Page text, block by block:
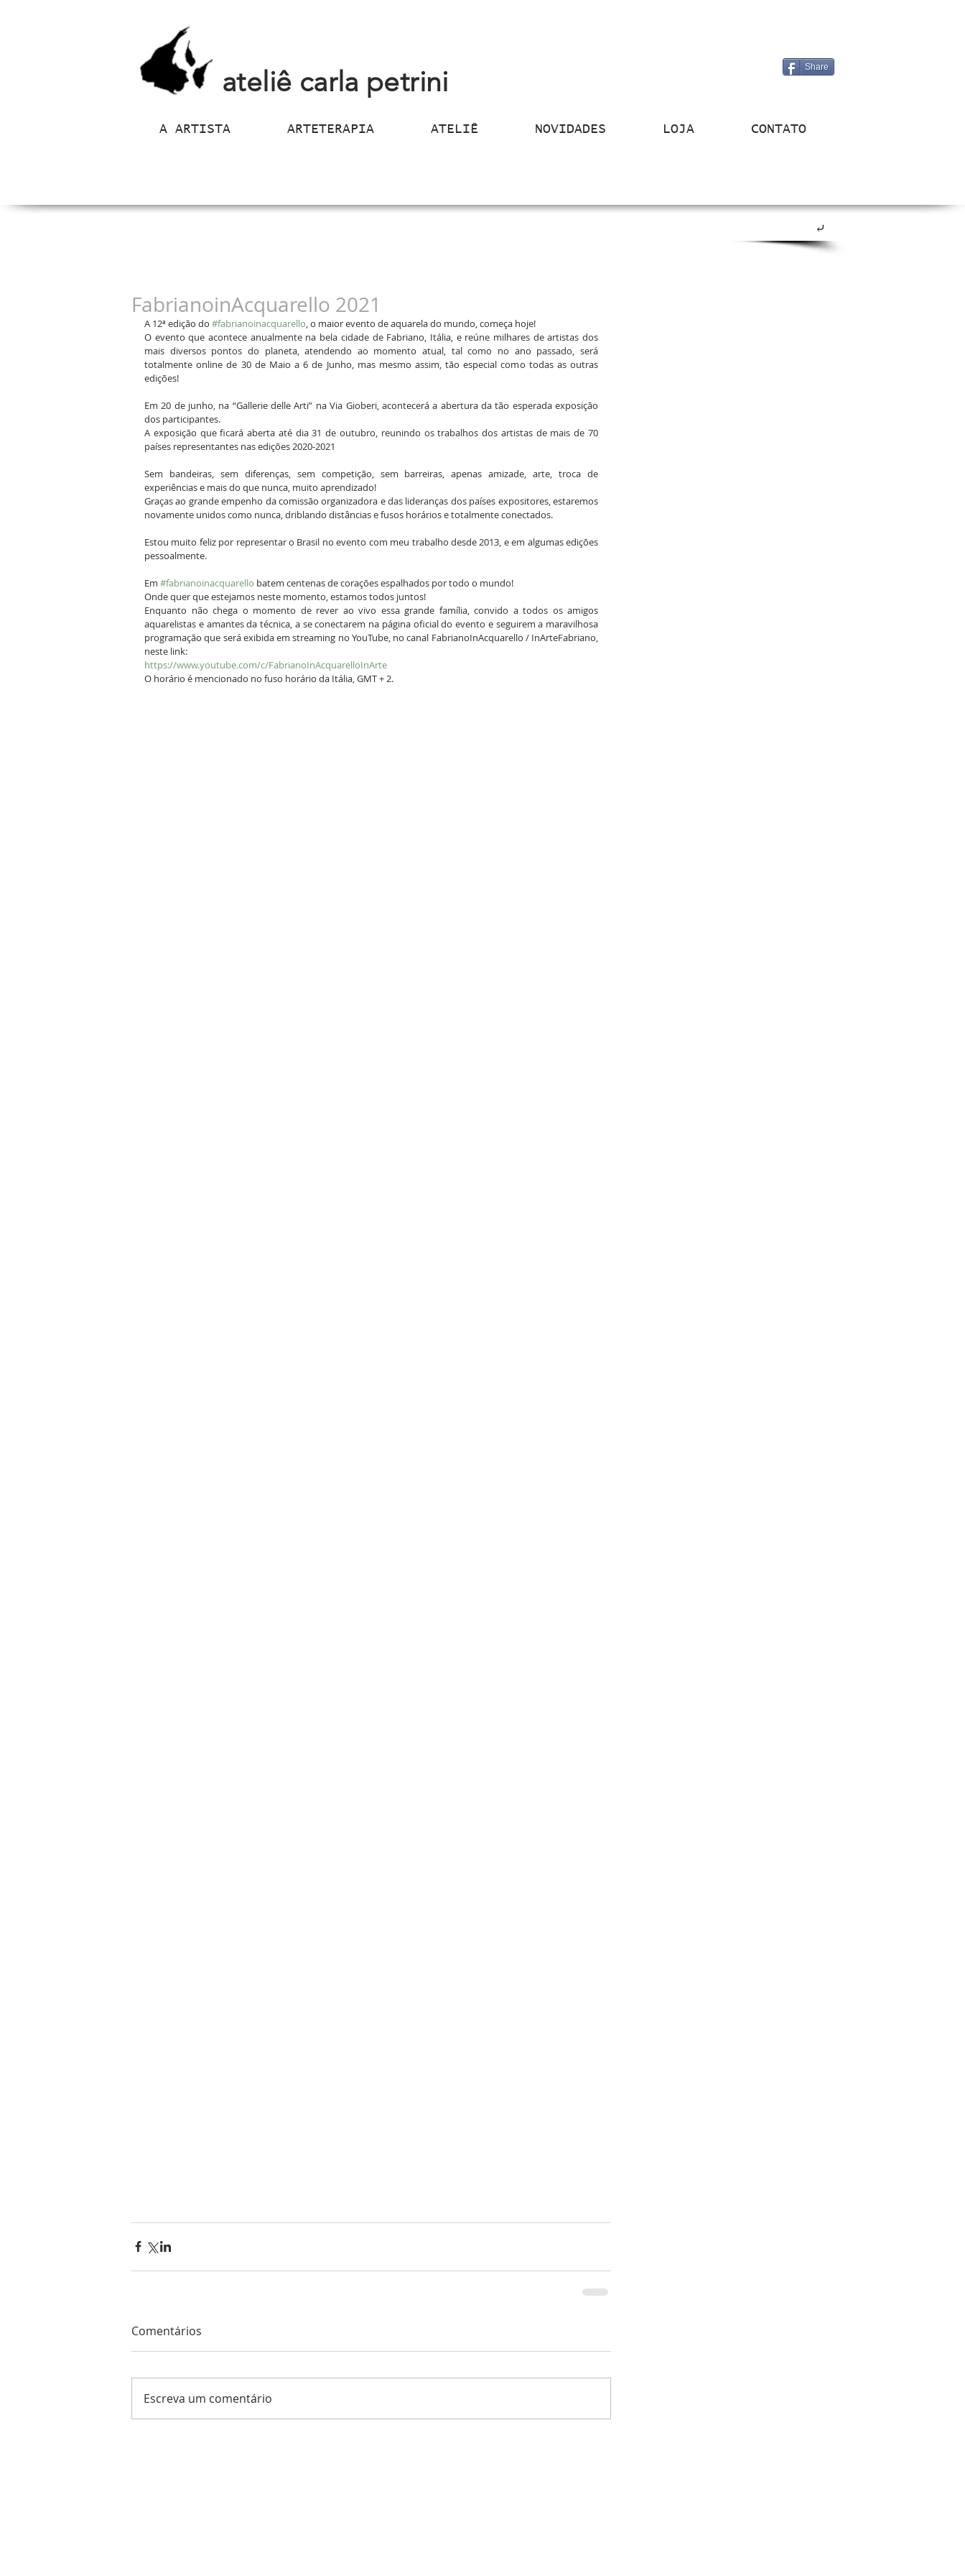
ateliê carla petrini Share
A ARTISTA ARTETERAPIA ATELIÊ NOVIDADES LOJA CONTATO
⤶
FabrianoinAcquarello 2021
A 12ª edição do #fabrianoinacquarello, o maior evento de aquarela do mundo, começa hoje!
O evento que acontece anualmente na bela cidade de Fabriano, Itália, e reúne milhares de artistas dos
mais diversos pontos do planeta, atendendo ao momento atual, tal como no ano passado, será
totalmente online de 30 de Maio a 6 de Junho, mas mesmo assim, tão especial como todas as outras
edições!
Em 20 de junho, na “Gallerie delle Arti” na Via Gioberi, acontecerá a abertura da tão esperada exposição
dos participantes.
A exposição que ficará aberta até dia 31 de outubro, reunindo os trabalhos dos artistas de mais de 70
países representantes nas edições 2020-2021
Sem bandeiras, sem diferenças, sem competição, sem barreiras, apenas amizade, arte, troca de
experiências e mais do que nunca, muito aprendizado!
Graças ao grande empenho da comissão organizadora e das lideranças dos países expositores, estaremos
novamente unidos como nunca, driblando distâncias e fusos horários e totalmente conectados.
Estou muito feliz por representar o Brasil no evento com meu trabalho desde 2013, e em algumas edições
pessoalmente.
Em #fabrianoinacquarello batem centenas de corações espalhados por todo o mundo!
Onde quer que estejamos neste momento, estamos todos juntos!
Enquanto não chega o momento de rever ao vivo essa grande família, convido a todos os amigos
aquarelistas e amantes da técnica, a se conectarem na página oficial do evento e seguirem a maravilhosa
programação que será exibida em streaming no YouTube, no canal FabrianoInAcquarello / InArteFabriano,
neste link:
https://www.youtube.com/c/FabrianoInAcquarelloInArte
O horário é mencionado no fuso horário da Itália, GMT + 2.
Comentários
Escreva um comentário